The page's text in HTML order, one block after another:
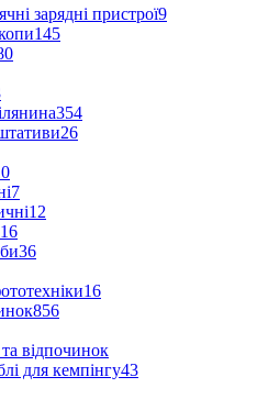
зарядні пристрої9
145
354
26
7
12
16
36
16
856
відпочинок
для кемпінгу43